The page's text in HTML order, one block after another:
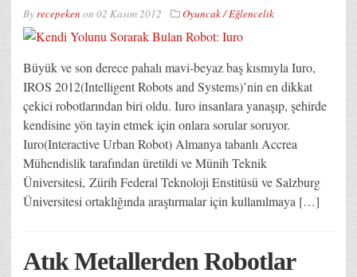
Byrecepeken on 02 Kasım 2012 Oyuncak / Eğlencelik
Büyük ve son derece pahalı mavi-beyaz baş kısmıyla Iuro,
IROS 2012(Intelligent Robots and Systems)’nin en dikkat
çekici robotlarından biri oldu. Iuro insanlara yanaşıp, şehirde
kendisine yön tayin etmek için onlara sorular soruyor.
Iuro(Interactive Urban Robot) Almanya tabanlı Accrea
Mühendislik tarafından üretildi ve Münih Teknik
Üniversitesi, Zürih Federal Teknoloji Enstitüsü ve Salzburg
Üniversitesi ortaklığında araştırmalar için kullanılmaya […]
Atık Metallerden Robotlar